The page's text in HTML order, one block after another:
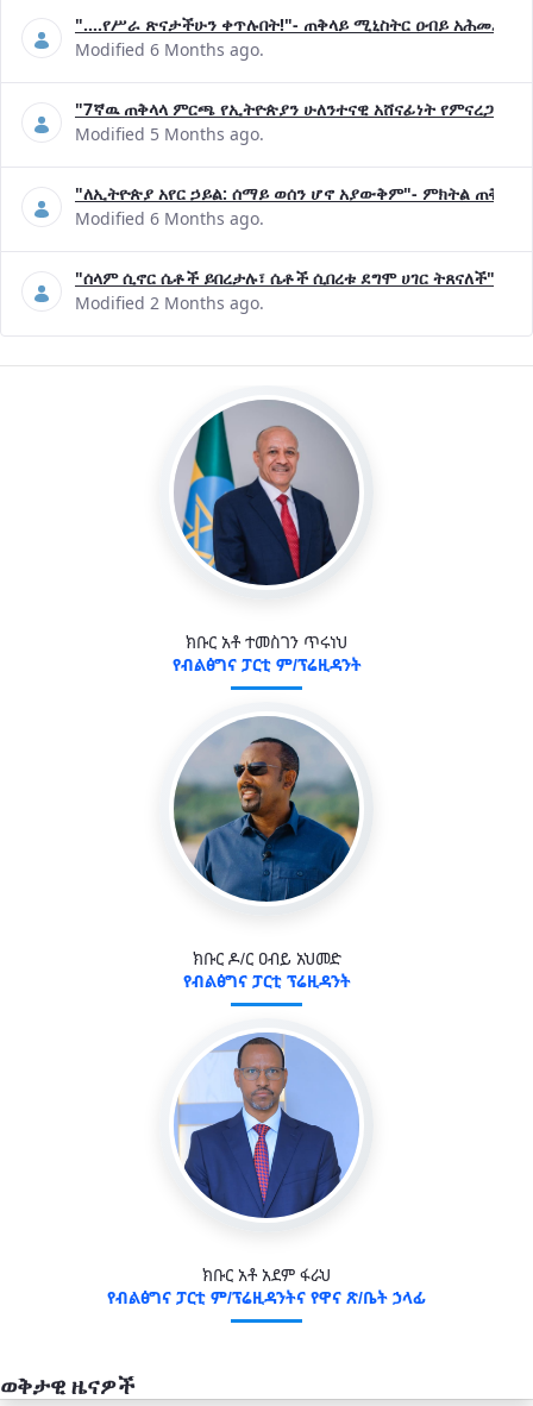
"....የሥራ ጽናታችሁን ቀጥሉበት!"- ጠቅላይ ሚኒስትር ዐብይ አሕመድ (ዶ/
Modified 6 Months ago.
"7ኛዉ ጠቅላላ ምርጫ የኢትዮጵያን ሁለንተናዊ አሸናፊነት
Modified 5 Months ago.
"ለኢትዮጵያ አየር ኃይል: ሰማይ ወሰን ሆኖ አያውቅም"- ምክትል ጠቅላይ
Modified 6 Months ago.
"ሰላም ሲኖር ሴቶች ይበረታሉ፣ ሴቶች ሲበረቱ ደግሞ ሀገር ትጸናለች"-
Modified 2 Months ago.
ክቡር አቶ ተመስገን ጥሩነህ
የብልፅግና ፓርቲ ም/ፕሬዚዳንት
ክቡር ዶ/ር ዐብይ አህመድ
የብልፅግና ፓርቲ ፕሬዚዳንት
ክቡር አቶ አደም ፋራህ
የብልፅግና ፓርቲ ም/ፕሬዚዳንትና የዋና ጽ/ቤት ኃላፊ
ወቅታዊ ዜናዎች